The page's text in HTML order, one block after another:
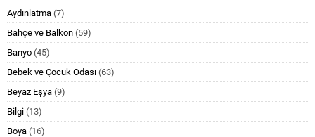
Aydınlatma (7)
Bahçe ve Balkon (59)
Banyo (45)
Bebek ve Çocuk Odası (63)
Beyaz Eşya (9)
Bilgi (13)
Boya (16)